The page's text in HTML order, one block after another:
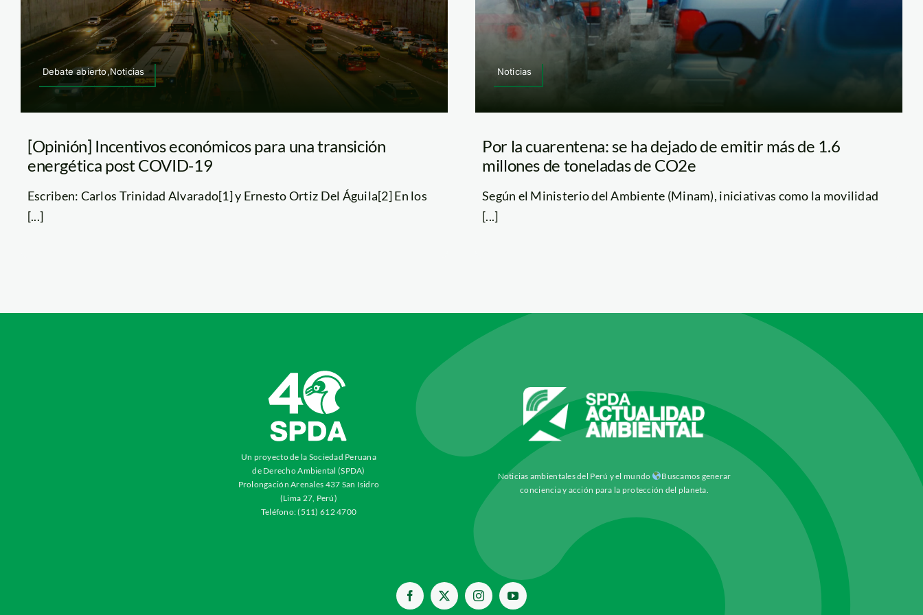
Debate abierto,Noticias
[Opinión] Incentivos económicos para una transición
energética post COVID-19
Escriben: Carlos Trinidad Alvarado[1] y Ernesto Ortiz Del Águila[2] En los
[...]
Noticias
Por la cuarentena: se ha dejado de emitir más de 1.6
millones de toneladas de CO2e
Según el Ministerio del Ambiente (Minam), iniciativas como la movilidad
[...]
Un proyecto de la Sociedad Peruana
de Derecho Ambiental (SPDA)
Prolongación Arenales 437 San Isidro
(Lima 27, Perú)
Teléfono: (511) 612 4700
Noticias ambientales del Perú y el mundo
Buscamos generar
conciencia y acción para la protección del planeta.